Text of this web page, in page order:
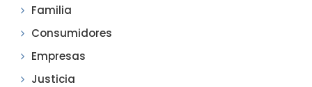
Familia
Consumidores
Empresas
Justicia